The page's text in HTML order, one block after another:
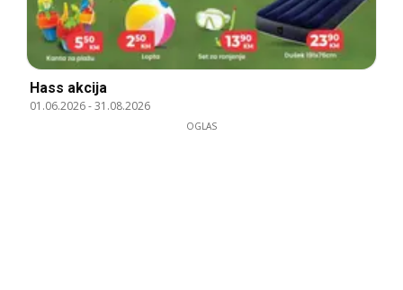
Hass akcija
01.06.2026-31.08.2026
OGLAS